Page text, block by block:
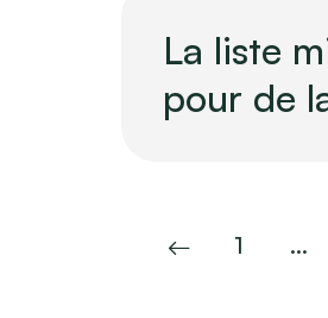
La liste
pour de
1 …